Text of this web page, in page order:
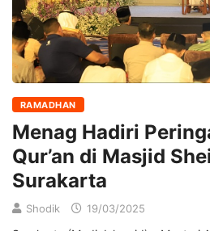
RAMADHAN
Menag Hadiri
Qur’an di Masjid
Surakarta
Shodik 19/03/2025